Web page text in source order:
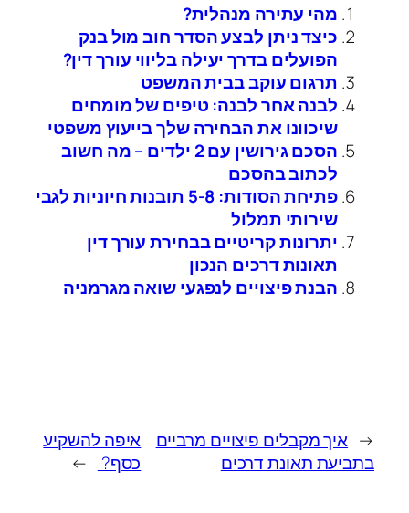
מהי עתירה מנהלית?
כיצד ניתן לבצע הסדר חוב מול בנק
הפועלים בדרך יעילה בליווי עורך דין?
תרגום עוקב בבית המשפט
לבנה אחר לבנה: טיפים של מומחים
שיכוונו את הבחירה שלך בייעוץ משפטי
הסכם גירושין עם 2 ילדים – מה חשוב
לכתוב בהסכם
פתיחת הסודות: 5-8 תובנות חיוניות לגבי
שירותי תמלול
יתרונות קריטיים בבחירת עורך דין
תאונות דרכים הנכון
הבנת פיצויים לנפגעי שואה מגרמניה
← איך מקבלים פיצויים מרביים
בתביעת תאונת דרכים
איפה להשקיע
כסף?
→